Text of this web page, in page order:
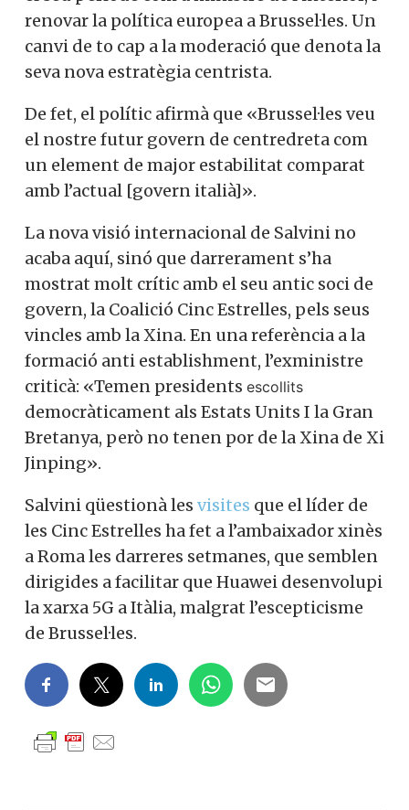
renovar la política europea a Brussel·les. Un
canvi de to cap a la moderació que denota la
seva nova estratègia centrista.
De fet, el polític afirmà que «Brussel·les veu
el nostre futur govern de centredreta com
un element de major estabilitat comparat
amb l’actual [govern italià]».
La nova visió internacional de Salvini no
acaba aquí, sinó que darrerament s’ha
mostrat molt crític amb el seu antic soci de
govern, la Coalició Cinc Estrelles, pels seus
vincles amb la Xina. En una referència a la
formació anti establishment, l’exministre
criticà: «Temen presidents escollits
democràticament als Estats Units I la Gran
Bretanya, però no tenen por de la Xina de Xi
Jinping».
Salvini qüestionà les visites que el líder de
les Cinc Estrelles ha fet a l’ambaixador xinès
a Roma les darreres setmanes, que semblen
dirigides a facilitar que Huawei desenvolupi
la xarxa 5G a Itàlia, malgrat l’escepticisme
de Brussel·les.